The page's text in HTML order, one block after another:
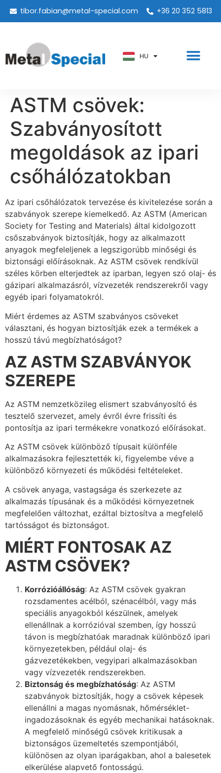
tibor.fabian@metal-special.com +36 20 352 5813
HU
PT
AR
ASTM csövek:
Szabványosított
megoldások az ipari
csőhálózatokban
Az ipari csőhálózatok tervezése és kivitelezése során a
szabványok szerepe kiemelkedő. Az ASTM (American
Society for Testing and Materials) által kidolgozott
csőszabványok biztosítják, hogy az alkalmazott
anyagok megfeleljenek a legszigorúbb minőségi és
biztonsági előírásoknak. Az ASTM csövek rendkívül
széles körben elterjedtek az iparban, legyen szó olaj- és
gázipari alkalmazásról, vízvezeték rendszerekről vagy
egyéb ipari folyamatokról.
Miért érdemes az ASTM szabványos csöveket
választani, és hogyan biztosítják ezek a termékek a
hosszú távú megbízhatóságot?
AZ ASTM SZABVÁNYOK
SZEREPE
Az ASTM nemzetközileg elismert szabványosító és
tesztelő szervezet, amely évről évre frissíti és
pontosítja az ipari termékekre vonatkozó előírásokat.
Az ASTM csövek különböző típusait különféle
alkalmazásokra fejlesztették ki, figyelembe véve a
különböző környezeti és működési feltételeket.
A csövek anyaga, vastagsága és szerkezete az
alkalmazás típusának és a működési környezetnek
megfelelően változhat, ezáltal biztosítva a megfelelő
tartósságot és biztonságot.
MIÉRT FONTOSAK AZ
ASTM CSÖVEK?
Korrózióállóság: Az ASTM csövek gyakran
rozsdamentes acélból, szénacélból, vagy más
speciális anyagokból készülnek, amelyek
ellenállnak a korrózióval szemben, így hosszú
távon is megbízhatóak maradnak különböző ipari
környezetekben, például olaj- és
gázvezetékekben, vegyipari alkalmazásokban
vagy vízvezeték rendszerekben.
Biztonság és megbízhatóság: Az ASTM
szabványok biztosítják, hogy a csövek képesek
ellenállni a magas nyomásnak, hőmérséklet-
ingadozásoknak és egyéb mechanikai hatásoknak.
A megfelelő minőségű csövek kritikusak a
biztonságos üzemeltetés szempontjából,
különösen az olyan iparágakban, ahol a balesetek
elkerülése alapvető fontosságú.